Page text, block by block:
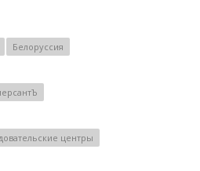
Белоруссия
центры